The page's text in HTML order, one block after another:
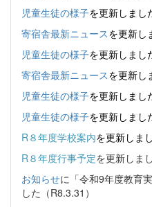
児童生徒の様子を更新しまし
寄宿舎最新ニュースを更新し
児童生徒の様子を更新しまし
寄宿舎最新ニュースを更新し
児童生徒の様子を更新しまし
児童生徒の様子を更新しまし
R８年度学校案内を更新しま
R８年度行事予定を更新しま
お知らせに「令和9年度教育
した（R8.3.31）